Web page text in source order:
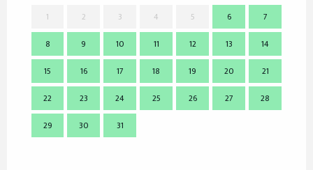
1
2 3 4 5 6
7
8
9 10 11 12 13
14
15
16 17 18 19 20
21
22
23 24 25 26 27
28
29
30 31